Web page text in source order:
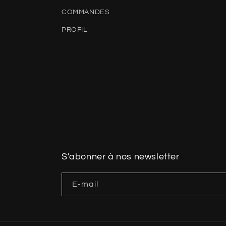
COMMANDES
PROFIL
S'abonner à nos newsletter
E-mail